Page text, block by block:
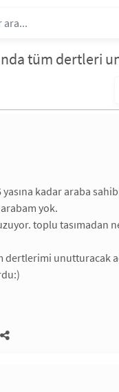
tüm dertleri
yasına kadar araba
yok.
toplu tasımadan
dertlerimi unutturacak